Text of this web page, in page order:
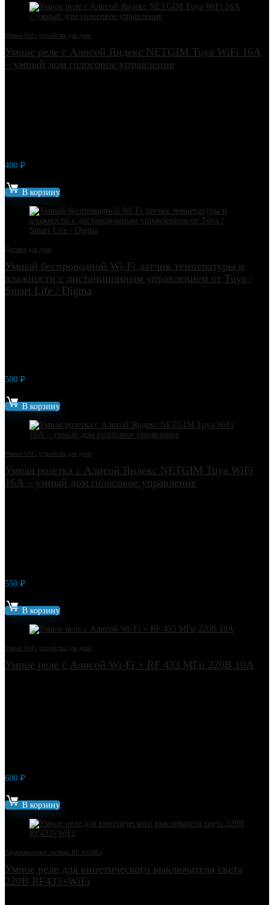
Умные WiFi устройства для дома
Умное реле с Алисой Яндекс NETGIM Tuya WiFi 16А
– умный дом голосовое управление
400 ₽
В корзину
Датчики для дома
Умный беспроводной Wi-Fi датчик температуры и
влажности с дистанционным управлением от Tuya /
Smart Life / Digma
500 ₽
В корзину
Умные WiFi устройства для дома
Умная розетка с Алисой Яндекс NETGIM Tuya WiFi
16А – умный дом голосовое управление
550 ₽
В корзину
Умные WiFi устройства для дома
Умное реле с Алисой Wi-Fi + RF 433 МГц 220В 10А
600 ₽
В корзину
Радиоканальные системы RF 433МГц
Умное реле для кинетического выключателя света
220В RF433+WiFi